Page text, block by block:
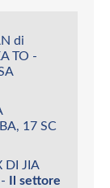
di
TO -
17 SC
DI JIA
Il settore